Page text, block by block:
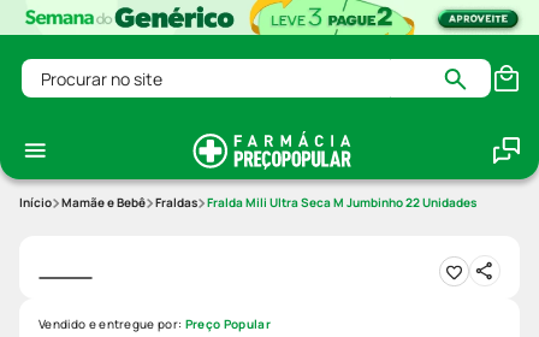
Procurar no site
Mamãe e Bebê Fraldas Fralda Mili Ultra Seca M Jumbinho 22 Unidades
Vendido e entregue por: Preço Popular